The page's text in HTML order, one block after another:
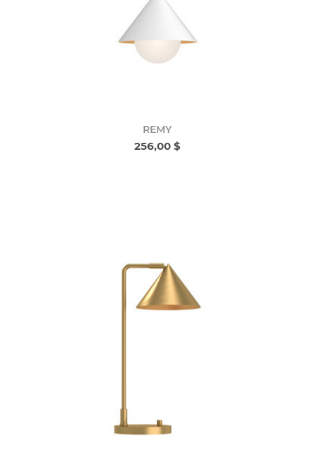
REMY
256,00 $